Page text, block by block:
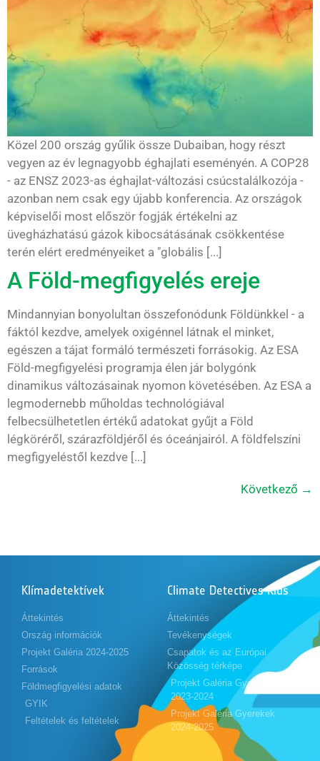
Közel 200 ország gyűlik össze Dubaiban, hogy részt
vegyen az év legnagyobb éghajlati eseményén. A COP28
- az ENSZ 2023-as éghajlat-változási csúcstalálkozója -
azonban nem csak egy újabb konferencia. Az országok
képviselői most először fogják értékelni az
üvegházhatású gázok kibocsátásának csökkentése
terén elért eredményeiket a "globális [...]
A Föld-megfigyelés ereje
Mindannyian bonyolultan összefonódunk Földünkkel - a
fáktól kezdve, amelyek oxigénnel látnak el minket,
egészen a tájat formáló természeti forrásokig. Az ESA
Föld-megfigyelési programja élen jár bolygónk
dinamikus változásainak nyomon követésében. Az ESA a
legmodernebb műholdas technológiával
felbecsülhetetlen értékű adatokat gyűjt a Föld
légköréről, szárazföldjéről és óceánjairól. A földfelszíni
megfigyeléstől kezdve [...]
Következő →
Klímadetektívek
Áttekintés
Ország információk
Projekt Galéria 2024-2025
Források
Földmegfigyelési adatok
GYIK
Feltételek és feltételek
Climate Detectives Kids
Áttekintés
Tevékenységek
Csapatok és az Európai
Közösség térképe
Projekt Galéria Gyerekek
2023-2024
Projekt Galéria Gyerekek
2024-2025